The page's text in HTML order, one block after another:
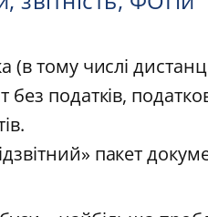
(в тому числі
без податків,
пакет